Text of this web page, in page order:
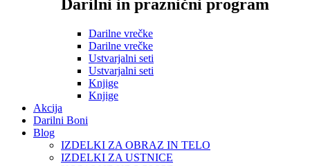
Darilni in praznični program
Darilne vrečke
Darilne vrečke
Ustvarjalni seti
Ustvarjalni seti
Knjige
Knjige
Akcija
Darilni Boni
Blog
IZDELKI ZA OBRAZ IN TELO
IZDELKI ZA USTNICE